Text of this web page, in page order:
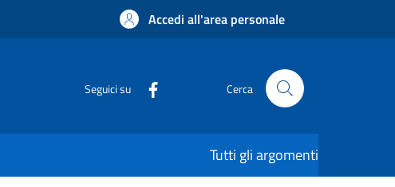
Accedi all'area personale
Seguici su Cerca
Tutti gli argomenti